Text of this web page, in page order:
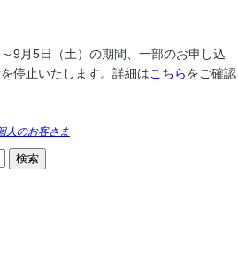
9月5日（土）の期間、一部のお申し込
停止いたします。詳細はこちらをご確認
人のお客さま